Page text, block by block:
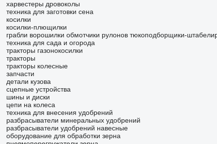
харвестеры дровоколы
техника для заготовки сена
косилки
косилки-плющилки
грабли ворошилки обмотчики рулонов тюкоподборщики-
техника для сада и огорода
тракторы газонокосилки
тракторы
тракторы колесные
запчасти
детали кузова
сцепные устройства
шины и диски
цепи на колеса
техника для внесения удобрений
разбрасыватели минеральных удобрений
разбрасыватели удобрений навесные
оборудование для обработки зерна